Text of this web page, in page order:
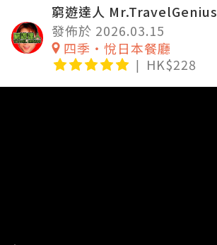
窮遊達人 Mr.TravelGenius
發佈於 2026.03.15
四季‧悅日本餐廳
HK$228